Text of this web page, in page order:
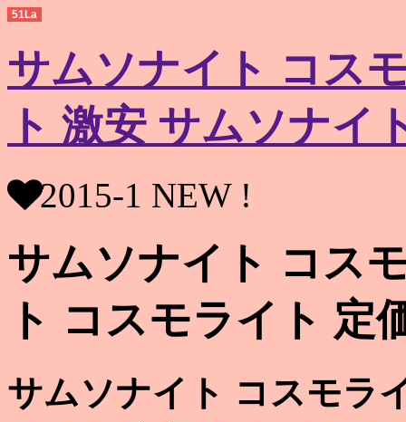
51La
サムソナイト コス
ト 激安 サムソナイ
2015-1 NEW !
サムソナイト コス
ト コスモライト 定
サムソナイト コスモラ